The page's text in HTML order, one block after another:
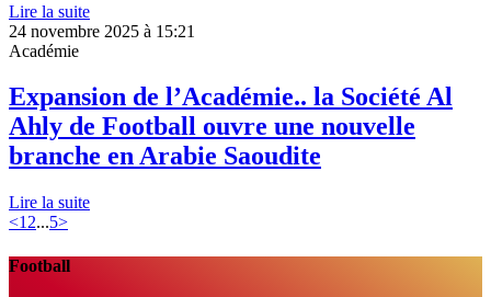
Lire la suite
24 novembre 2025 à 15:21
Académie
Expansion de l’Académie.. la Société Al
Ahly de Football ouvre une nouvelle
branche en Arabie Saoudite
Lire la suite
<1 2...5>
Football